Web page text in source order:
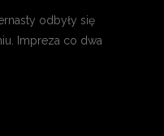
odbyły się
Impreza co dwa